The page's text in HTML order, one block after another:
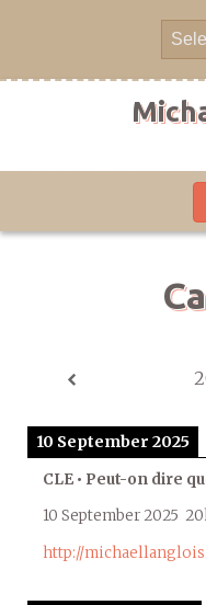
10 September 2025
CLE • Peut-on dire
10 September 2025
http://